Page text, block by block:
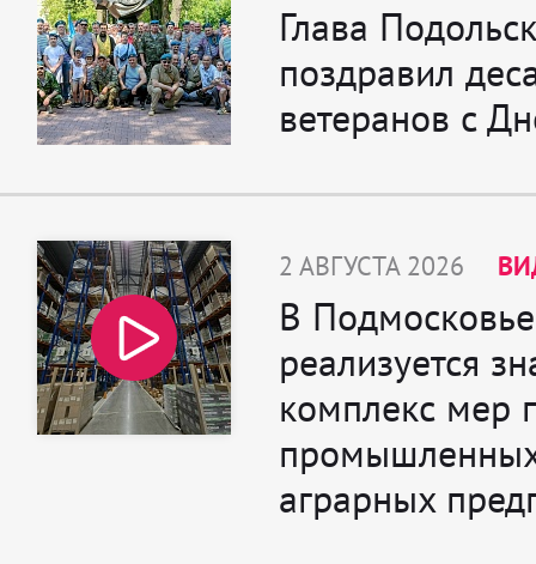
Глава
поздравил
ветеранов с
2 АВГУСТА 2026
В Подмосковье
реализуется
комплекс мер
аграрных